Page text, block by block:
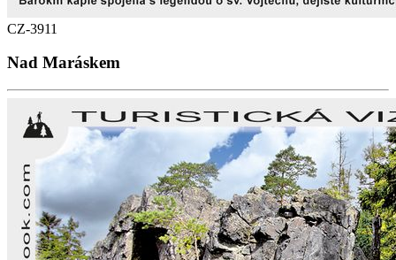
CZ-3911
Nad Maráskem